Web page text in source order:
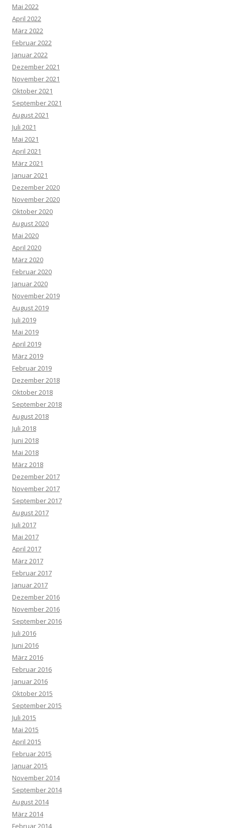
Mai 2022
April 2022
März 2022
Februar 2022
Januar 2022
Dezember 2021
November 2021
Oktober 2021
September 2021
August 2021
Juli 2021
Mai 2021
April 2021
März 2021
Januar 2021
Dezember 2020
November 2020
Oktober 2020
August 2020
Mai 2020
April 2020
März 2020
Februar 2020
Januar 2020
November 2019
August 2019
Juli 2019
Mai 2019
April 2019
März 2019
Februar 2019
Dezember 2018
Oktober 2018
September 2018
August 2018
Juli 2018
Juni 2018
Mai 2018
März 2018
Dezember 2017
November 2017
September 2017
August 2017
Juli 2017
Mai 2017
April 2017
März 2017
Februar 2017
Januar 2017
Dezember 2016
November 2016
September 2016
Juli 2016
Juni 2016
März 2016
Februar 2016
Januar 2016
Oktober 2015
September 2015
Juli 2015
Mai 2015
April 2015
Februar 2015
Januar 2015
November 2014
September 2014
August 2014
März 2014
Februar 2014